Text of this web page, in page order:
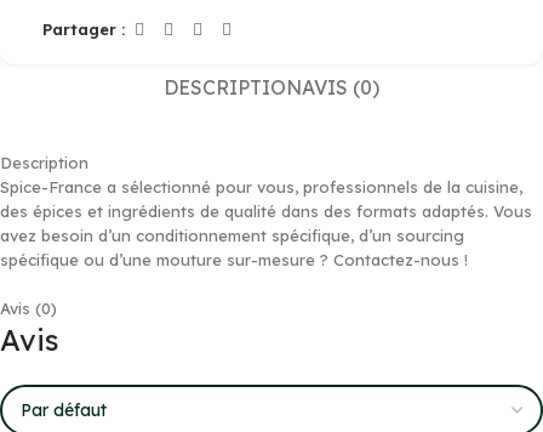
Partager :
DESCRIPTIONAVIS (0)
Description
Spice-France a sélectionné pour vous, professionnels de la cuisine,
des épices et ingrédients de qualité dans des formats adaptés. Vous
avez besoin d’un conditionnement spécifique, d’un sourcing
spécifique ou d’une mouture sur-mesure ? Contactez-nous !
Avis (0)
Avis